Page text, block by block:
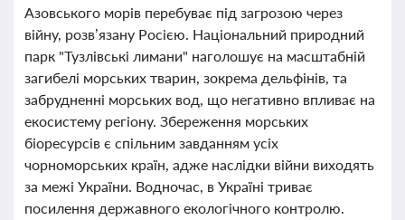
Азовського морів перебуває під загрозою через
війну, розв’язану Росією. Національний природний
парк "Тузлівські лимани" наголошує на масштабній
загибелі морських тварин, зокрема дельфінів, та
забрудненні морських вод, що негативно впливає на
екосистему регіону. Збереження морських
біоресурсів є спільним завданням усіх
чорноморських країн, адже наслідки війни виходять
за межі України. Водночас, в Україні триває
посилення державного екологічного контролю.